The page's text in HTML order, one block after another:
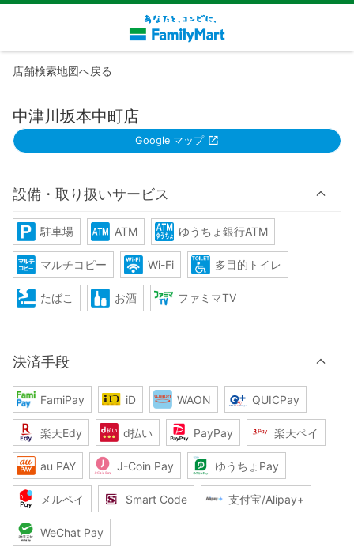
店舗検索地図へ戻る
中津川坂本中町店
Google マップ
設備・取り扱いサービス
駐車場 ATM ゆうちょ銀行ATM
マルチコピー Wi-Fi 多目的トイレ
たばこ お酒 ファミマTV
決済手段
FamiPay iD WAON QUICPay
楽天Edy d払い PayPay 楽天ペイ
au PAY J-Coin Pay ゆうちょPay
メルペイ Smart Code 支付宝/Alipay+
WeChat Pay